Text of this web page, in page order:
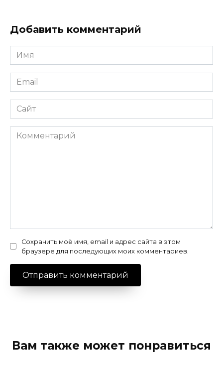
Добавить комментарий
Имя
*
Email
*
Сайт
Комментарий
Сохранить моё имя, email и адрес сайта в этом
браузере для последующих моих комментариев.
Вам также может понравиться